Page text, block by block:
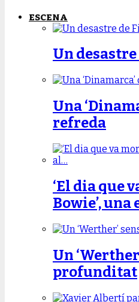
ESCENA
Un
Una
refreda
‘El dia que
Bowie’,
Un
profunditat